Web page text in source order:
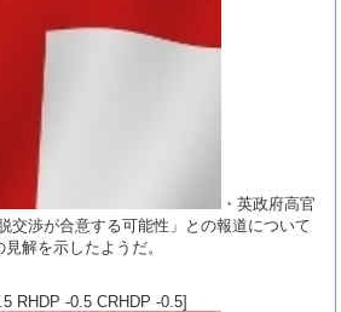
・英政府高官
交渉が合意する可能性」との報道について
解を示したようだ。
-0.5 CRHDP -0.5]